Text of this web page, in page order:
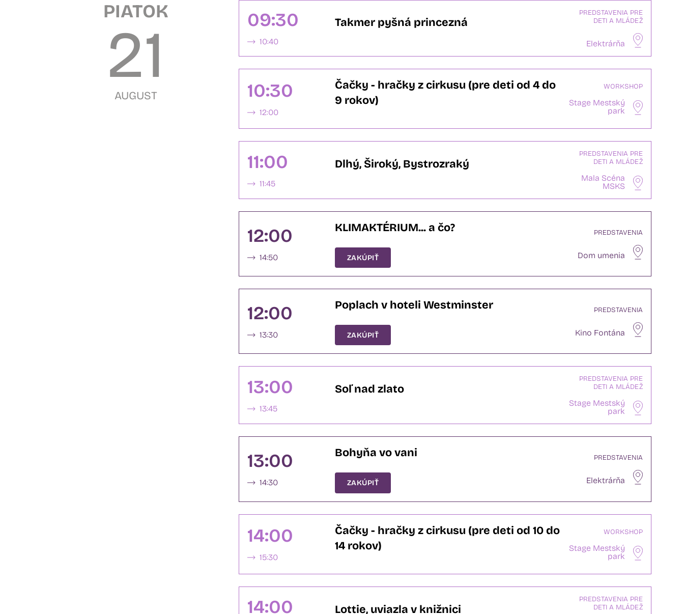
PIATOK
21
AUGUST
09:30
10:40
Takmer pyšná princezná
PREDSTAVENIA PRE
DETI A MLÁDEŽ
Elektrárňa
10:30
12:00
Čačky - hračky z cirkusu (pre deti od 4 do
9 rokov)
WORKSHOP
Stage Mestský
park
11:00
11:45
Dlhý, Široký, Bystrozraký
PREDSTAVENIA PRE
DETI A MLÁDEŽ
Mala Scéna
MSKS
12:00
14:50
KLIMAKTÉRIUM... a čo?
ZAKÚPIŤ
PREDSTAVENIA
Dom umenia
12:00
13:30
Poplach v hoteli Westminster
ZAKÚPIŤ
PREDSTAVENIA
Kino Fontána
13:00
13:45
Soľ nad zlato
PREDSTAVENIA PRE
DETI A MLÁDEŽ
Stage Mestský
park
13:00
14:30
Bohyňa vo vani
ZAKÚPIŤ
PREDSTAVENIA
Elektrárňa
14:00
15:30
Čačky - hračky z cirkusu (pre deti od 10 do
14 rokov)
WORKSHOP
Stage Mestský
park
14:00 Lottie, uviazla v knižnici
PREDSTAVENIA PRE
DETI A MLÁDEŽ